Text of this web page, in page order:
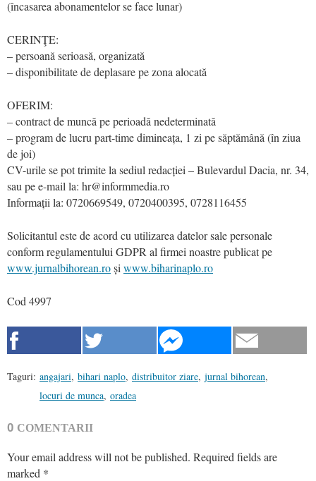
(încasarea abonamentelor se face lunar)
CERINŢE:
– persoană serioasă, organizată
– disponibilitate de deplasare pe zona alocată
OFERIM:
– contract de muncă pe perioadă nedeterminată
– program de lucru part-time dimineața, 1 zi pe săptămână (în ziua
de joi)
CV-urile se pot trimite la sediul redacției – Bulevardul Dacia, nr. 34,
sau pe e-mail la: hr@informmedia.ro
Informații la: 0720669549, 0720400395, 0728116455
Solicitantul este de acord cu utilizarea datelor sale personale
conform regulamentului GDPR al firmei noastre publicat pe
www.jurnalbihorean.roși www.biharinaplo.ro
Cod 4997
Taguri: angajari, bihari naplo, distribuitor ziare, jurnal bihorean,
locuri de munca, oradea
0 COMENTARII
Your email address will not be published. Required fields are
marked *